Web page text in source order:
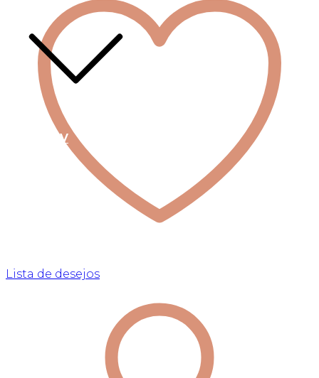
Linha +QV
Lista de desejos